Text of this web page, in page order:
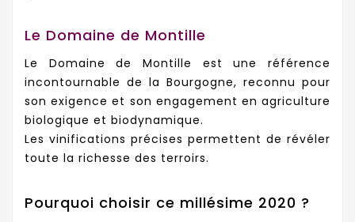
Le Domaine de Montille
Le Domaine de Montille est une référence
incontournable de la Bourgogne, reconnu pour
son exigence et son engagement en agriculture
biologique et biodynamique.
Les vinifications précises permettent de révéler
toute la richesse des terroirs.
Pourquoi choisir ce millésime 2020 ?